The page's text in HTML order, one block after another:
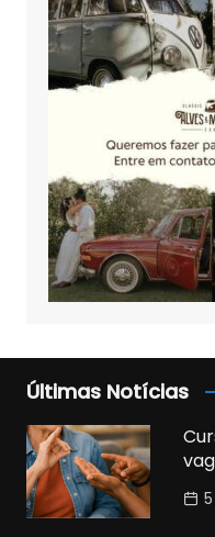
Últimas Notícias